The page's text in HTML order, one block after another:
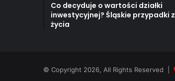
Co decyduje o wartości działki
inwestycyjnej? Śląskie przypadki z
życia
© Copyright 2026, All Rights Reserved |